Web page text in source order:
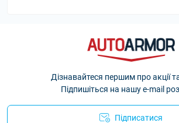
Дізнавайтеся першим про акції
Підпишіться на нашу e-mail
Підписатися